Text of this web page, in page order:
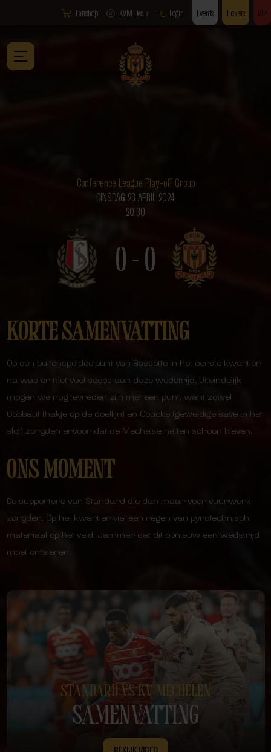
Fanshop KVM Deals Login Events Tickets VIP
Conference League Play-off Group
DINSDAG 23 APRIL 2024
20:30
0 - 0
KORTE SAMENVATTING
Op een buitenspeldoelpunt van Bassette in het eerste kwartier
na was er niet veel soeps aan deze wedstrijd. Uiteindelijk
mogen we nog tevreden zijn met een punt, want zowel
Cobbaut (hakje op de doellijn) en Coucke (geweldige save in het
slot) zorgden ervoor dat de Mechelse netten schoon bleven.
ONS MOMENT
De supporters van Standard die dan maar voor vuurwerk
zorgden. Op het kwartier viel een regen van pyrotechnisch
materiaal op het veld. Jammer dat dit opnieuw een wedstrijd
moet ontsieren.
STANDARD VS KV MECHELEN
SAMENVATTING